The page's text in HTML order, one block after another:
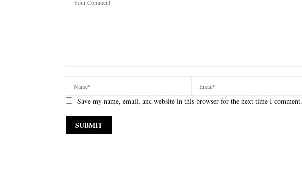
Save my name, email, and website in this browser for the next time I comment.